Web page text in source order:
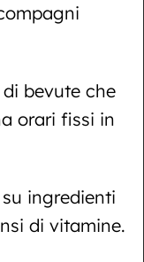
bevute che
orari fissi in
ingredienti
di vitamine.